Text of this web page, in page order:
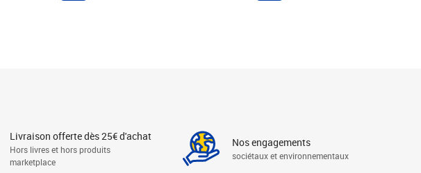
Livraison offerte dès 25€ d'achat
Hors livres et hors produits
marketplace
Nos engagements
sociétaux et environnementaux